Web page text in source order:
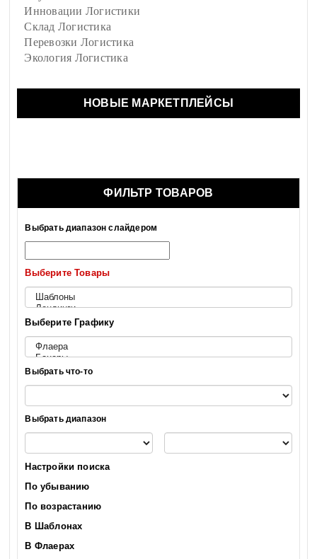
Инновации Логистики
Склад Логистика
Перевозки Логистика
Экология Логистика
НОВЫЕ МАРКЕТПЛЕЙСЫ
ФИЛЬТР ТОВАРОВ
Выбрать диапазон слайдером
Выберите Товары
Выберите Графику
Выбрать что-то
Выбрать диапазон
Настройки поиска
По убыванию
По возрастанию
В Шаблонах
В Флаерах